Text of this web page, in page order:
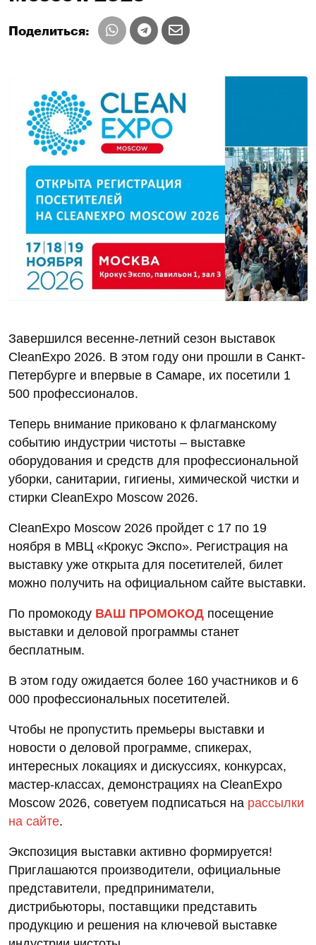
Поделиться:
Завершился весенне-летний сезон выставок
CleanExpo 2026. В этом году они прошли в Санкт-
Петербурге и впервые в Самаре, их посетили 1
500 профессионалов.
Теперь внимание приковано к флагманскому
событию индустрии чистоты – выставке
оборудования и средств для профессиональной
уборки, санитарии, гигиены, химической чистки и
стирки CleanExpo Moscow 2026.
CleanExpo Moscow 2026 пройдет с 17 по 19
ноября в МВЦ «Крокус Экспо». Регистрация на
выставку уже открыта для посетителей, билет
можно получить на официальном сайте выставки.
По промокоду ВАШ ПРОМОКОД посещение
выставки и деловой программы станет
бесплатным.
В этом году ожидается более 160 участников и 6
000 профессиональных посетителей.
Чтобы не пропустить премьеры выставки и
новости о деловой программе, спикерах,
интересных локациях и дискуссиях, конкурсах,
мастер-классах, демонстрациях на CleanExpo
Moscow 2026, советуем подписаться на рассылки
на сайте.
Экспозиция выставки активно формируется!
Приглашаются производители, официальные
представители, предприниматели,
дистрибьюторы, поставщики представить
продукцию и решения на ключевой выставке